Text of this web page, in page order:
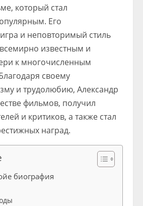
который стал
Его
и неповторимый стиль
известным и
к многочисленным
своему
и трудолюбию, Александр
фильмов, получил
и критиков, а также стал
наград.
биография